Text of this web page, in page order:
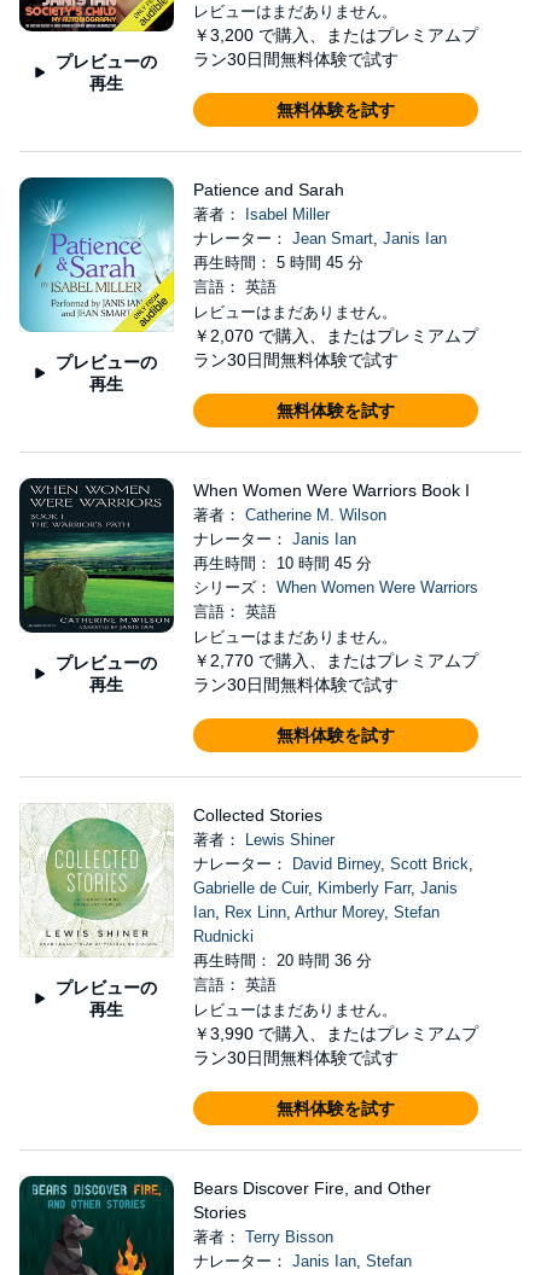
プレビューの
再生
レビューはまだありません。
￥3,200 で購入、またはプレミアムプ
ラン30日間無料体験で試す
無料体験を試す
プレビューの
再生
Patience and Sarah
著者：
Isabel Miller
ナレーター： Jean Smart, Janis Ian
再生時間： 5 時間 45 分
言語： 英語
レビューはまだありません。
￥2,070 で購入、またはプレミアムプ
ラン30日間無料体験で試す
無料体験を試す
プレビューの
再生
When Women Were Warriors Book I
著者： Catherine M. Wilson
ナレーター： Janis Ian
再生時間： 10 時間 45 分
シリーズ： When Women Were Warriors
言語： 英語
レビューはまだありません。
￥2,770 で購入、またはプレミアムプ
ラン30日間無料体験で試す
無料体験を試す
プレビューの
再生
Collected Stories
著者：
Lewis Shiner
ナレーター：
David Birney, Scott Brick,
Gabrielle de Cuir, Kimberly Farr, Janis
Ian, Rex Linn, Arthur Morey, Stefan
Rudnicki
再生時間： 20 時間 36 分
言語： 英語
レビューはまだありません。
￥3,990 で購入、またはプレミアムプ
ラン30日間無料体験で試す
無料体験を試す
Bears Discover Fire, and Other
Stories
著者： Terry Bisson
ナレーター： Janis Ian, Stefan